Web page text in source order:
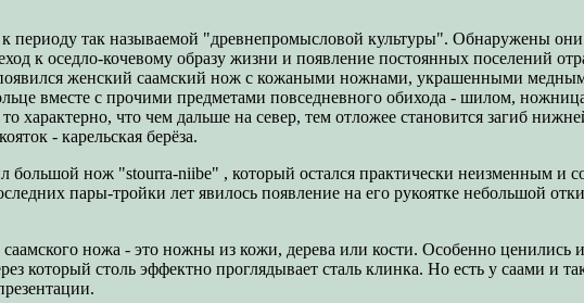
периоду так называемой "древнепромысловой культуры". Обнаружены
к оседло-кочевому образу жизни и появление постоянных поселений
женский саамский нож с кожаными ножнами, украшенными
вместе с прочими предметами повседневного обихода - шилом,
что чем дальше на север, тем отложее становится загиб
- карельская берёза.
большой нож "stourra-niibe" , который остался практически неизменным и
пары-тройки лет явилось появление на его рукоятке небольшой
ножа - это ножны из кожи, дерева или кости. Особенно ценились
который столь эффектно проглядывает сталь клинка. Но есть у саами и